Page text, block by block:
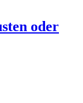
oder